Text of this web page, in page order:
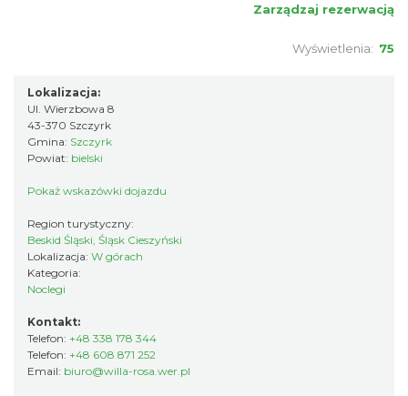
Zarządzaj rezerwacją
Wyświetlenia: 75
Lokalizacja:
Ul. Wierzbowa 8
43-370 Szczyrk
Gmina: Szczyrk
Powiat: bielski
Pokaż wskazówki dojazdu
Region turystyczny:
Beskid Śląski, Śląsk Cieszyński
Lokalizacja: W górach
Kategoria:
Noclegi
Kontakt:
Telefon: +48 338 178 344
Telefon: +48 608 871 252
Email: biuro@willa-rosa.wer.pl